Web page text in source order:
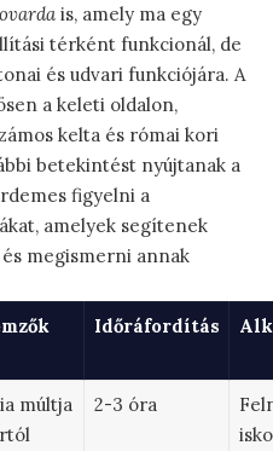
is, amely ma egy
térként funkcionál, de
és udvari funkciójára. A
a keleti oldalon,
kelta és római kori
betekintést nyújtanak a
figyelni a
amelyek segítenek
megismerni annak
Időráfordítás
múltja
2-3 óra